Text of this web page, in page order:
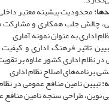
محدودیت پیشینه معتبر
چالش جلب همکاری و مشارکت
اداری به عنوان نمونه آماری
تاثیر فرهنگ اداری و
در نظام اداری کشور علاوه بر
برنامه‌های اصلاح نظام اداری
تبیین تامین منافع عمومی در
نوین، طراحی سنجه تامین